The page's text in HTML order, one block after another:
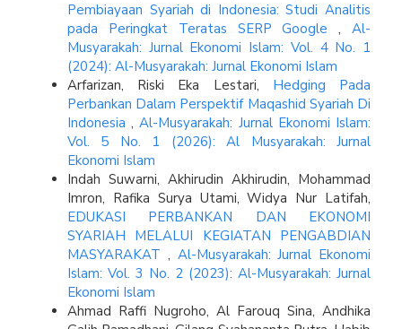
Pembiayaan Syariah di Indonesia: Studi Analitis
pada Peringkat Teratas SERP Google,Al-
Musyarakah: Jurnal Ekonomi Islam: Vol. 4 No. 1
(2024): Al-Musyarakah: Jurnal Ekonomi Islam
Arfarizan, Riski Eka Lestari, Hedging Pada
Perbankan Dalam Perspektif Maqashid Syariah Di
Indonesia,Al-Musyarakah: Jurnal Ekonomi Islam:
Vol. 5 No. 1 (2026): Al Musyarakah: Jurnal
Ekonomi Islam
Indah Suwarni, Akhirudin Akhirudin, Mohammad
Imron, Rafika Surya Utami, Widya Nur Latifah,
EDUKASI PERBANKAN DAN EKONOMI
SYARIAH MELALUI KEGIATAN PENGABDIAN
MASYARAKAT , Al-Musyarakah: Jurnal Ekonomi
Islam: Vol. 3 No. 2 (2023): Al-Musyarakah: Jurnal
Ekonomi Islam
Ahmad Raffi Nugroho, Al Farouq Sina, Andhika